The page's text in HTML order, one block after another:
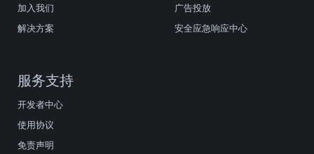
加入我们
解决方案
广告投放
安全应急响应中心
服务支持
开发者中心
使用协议
免责声明